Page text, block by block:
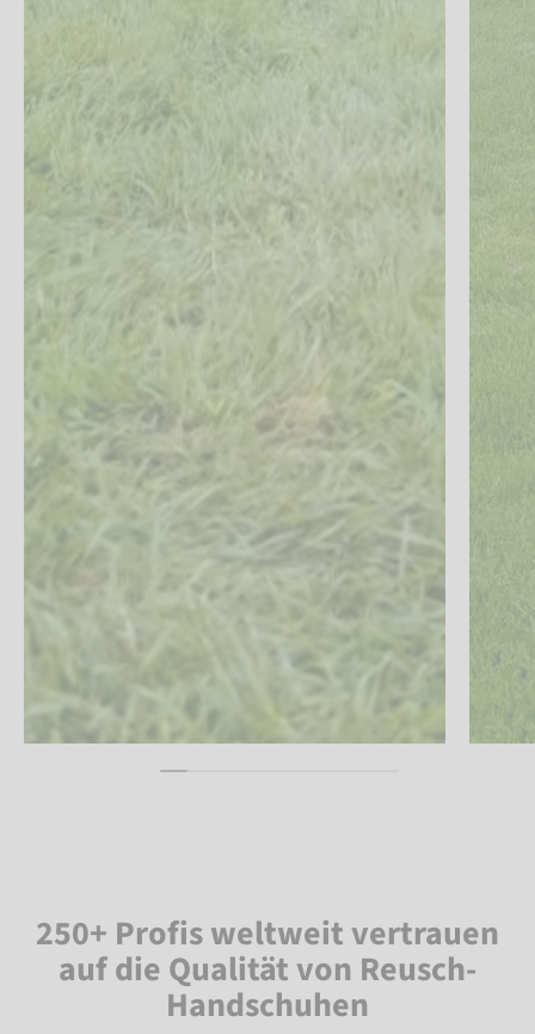
250+ Profis weltweit vertrauen
auf die Qualität von Reusch-
Handschuhen